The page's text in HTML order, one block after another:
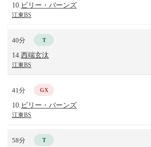
10. ビリー・バーンズ
江東BS
40分 T
14. 西端玄汰
江東BS
41分 GX
10. ビリー・バーンズ
江東BS
58分 T